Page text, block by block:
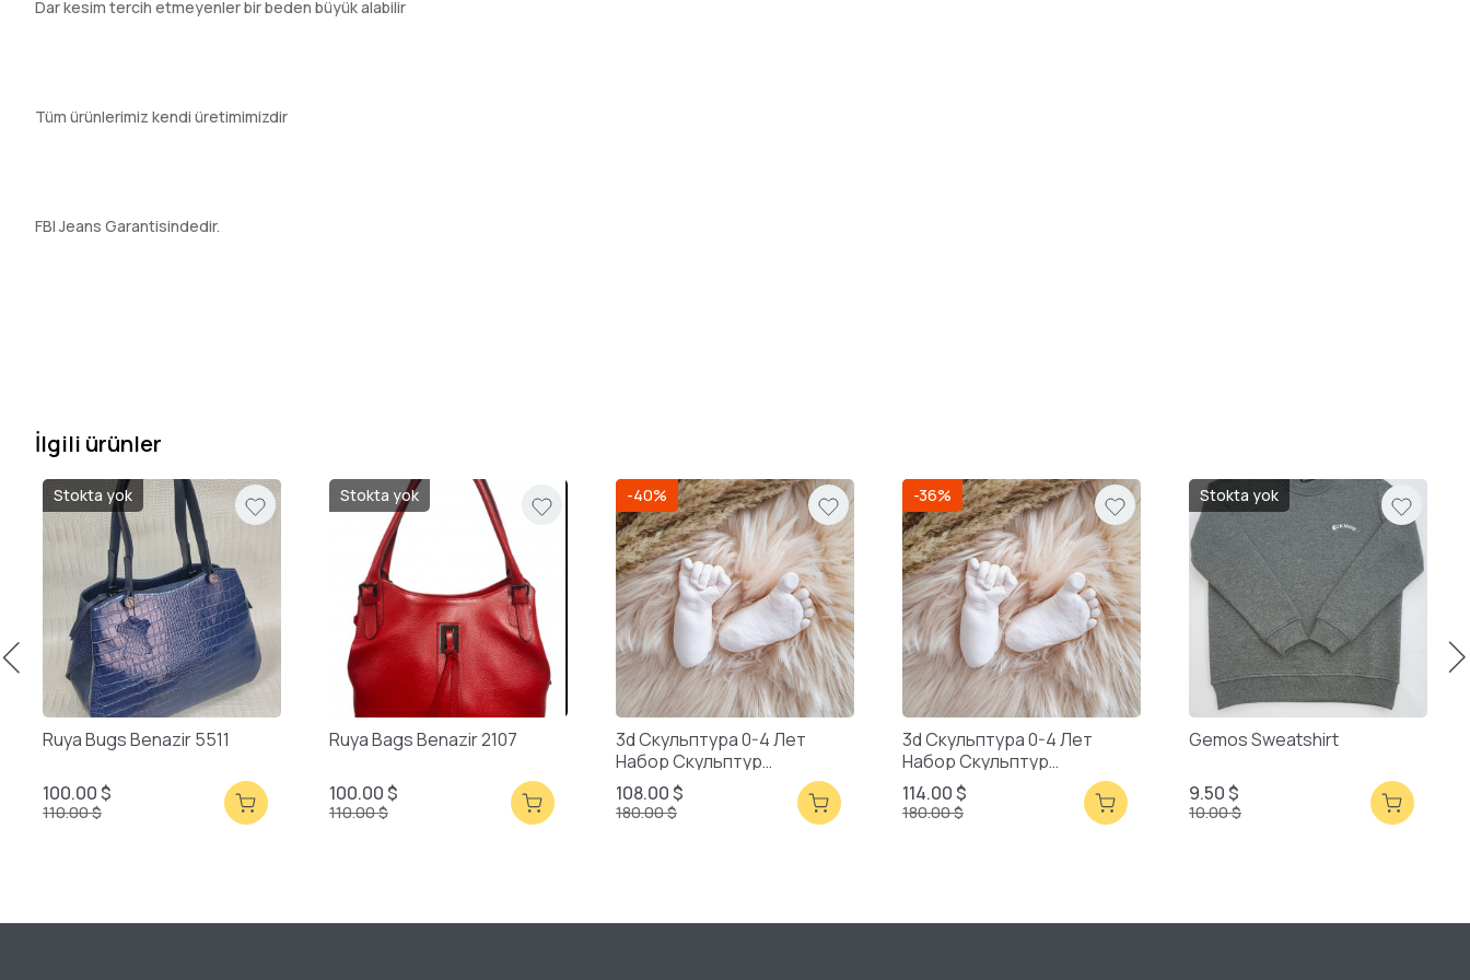
Dar kesim tercih etmeyenler bir beden büyük alabilir
Tüm ürünlerimiz kendi üretimimizdir
FBI Jeans Garantisindedir.
İlgili ürünler
Stokta yok
Ruya Bugs Benazir 5511
100.00 $
110.00 $
Stokta yok
Ruya Bags Benazir 2107
100.00 $
110.00 $
-40%
3d Скульптура 0-4 Лет
Набор Скульптур
Смешанная Упаковка
108.00 $
180.00 $
-36%
3d Скульптура 0-4 Лет
Набор Скульптур
Смешанная Упаковка
114.00 $
180.00 $
Stokta yok
Gemos Sweatshirt
9.50 $
10.00 $